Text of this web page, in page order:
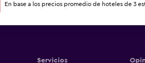
Servicios
En base a los precios promedio de hoteles de 3